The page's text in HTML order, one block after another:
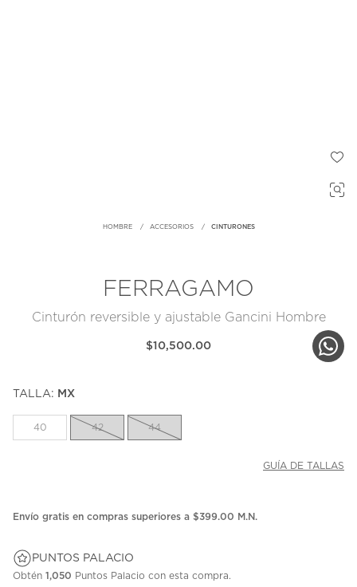
HOMBRE ACCESORIOS CINTURONES
FERRAGAMO
Cinturón reversible y ajustable Gancini Hombre
$10,500.00
TALLA: MX
40 42 44
GUÍA DE TALLAS
Envío gratis en compras superiores a $399.00 M.N.
PUNTOS PALACIO
Obtén 1,050 Puntos Palacio con esta compra.